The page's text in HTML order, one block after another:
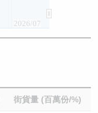
2026/07
街貨量 (百萬份/%)